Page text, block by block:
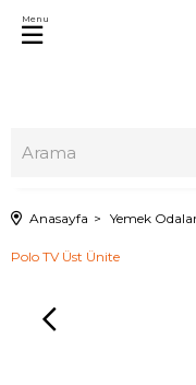
Menu
Anasayfa Yemek
Polo TV Üst Ünite